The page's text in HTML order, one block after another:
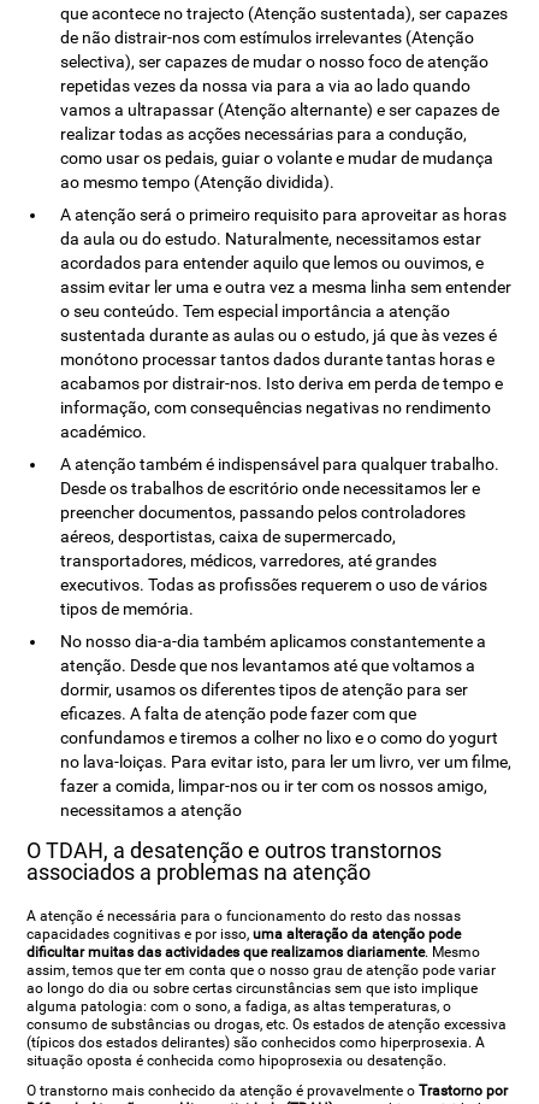
que acontece no trajecto (Atenção sustentada), ser capazes
de não distrair-nos com estímulos irrelevantes (Atenção
selectiva), ser capazes de mudar o nosso foco de atenção
repetidas vezes da nossa via para a via ao lado quando
vamos a ultrapassar (Atenção alternante) e ser capazes de
realizar todas as acções necessárias para a condução,
como usar os pedais, guiar o volante e mudar de mudança
ao mesmo tempo (Atenção dividida).
A atenção será o primeiro requisito para aproveitar as horas
da aula ou do estudo. Naturalmente, necessitamos estar
acordados para entender aquilo que lemos ou ouvimos, e
assim evitar ler uma e outra vez a mesma linha sem entender
o seu conteúdo. Tem especial importância a atenção
sustentada durante as aulas ou o estudo, já que às vezes é
monótono processar tantos dados durante tantas horas e
acabamos por distrair-nos. Isto deriva em perda de tempo e
informação, com consequências negativas no rendimento
académico.
A atenção também é indispensável para qualquer trabalho.
Desde os trabalhos de escritório onde necessitamos ler e
preencher documentos, passando pelos controladores
aéreos, desportistas, caixa de supermercado,
transportadores, médicos, varredores, até grandes
executivos. Todas as profissões requerem o uso de vários
tipos de memória.
No nosso dia-a-dia também aplicamos constantemente a
atenção. Desde que nos levantamos até que voltamos a
dormir, usamos os diferentes tipos de atenção para ser
eficazes. A falta de atenção pode fazer com que
confundamos e tiremos a colher no lixo e o como do yogurt
no lava-loiças. Para evitar isto, para ler um livro, ver um filme,
fazer a comida, limpar-nos ou ir ter com os nossos amigo,
necessitamos a atenção
O TDAH, a desatenção e outros transtornos
associados a problemas na atenção
A atenção é necessária para o funcionamento do resto das nossas
capacidades cognitivas e por isso,uma alteração da atenção pode
dificultar muitas das actividades que realizamos diariamente. Mesmo
assim, temos que ter em conta que o nosso grau de atenção pode variar
ao longo do dia ou sobre certas circunstâncias sem que isto implique
alguma patologia: com o sono, a fadiga, as altas temperaturas, o
consumo de substâncias ou drogas, etc. Os estados de atenção excessiva
(típicos dos estados delirantes) são conhecidos como hiperprosexia. A
situação oposta é conhecida como hipoprosexia ou desatenção.
O transtorno mais conhecido da atenção é provavelmente oTrastorno por